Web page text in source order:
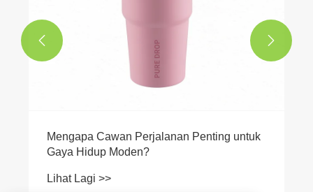
Mengapa Cawan Perjalanan Penting untuk
Gaya Hidup Moden?
Lihat Lagi >>
 